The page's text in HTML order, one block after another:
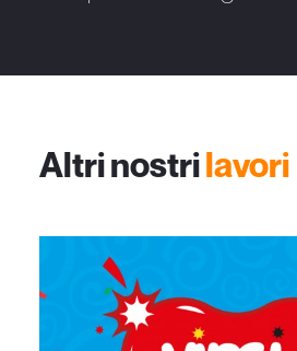
Altri nostrilavori